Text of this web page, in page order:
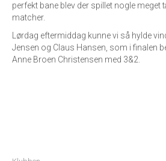
perfekt bane blev der spillet nogle
matcher.
Lørdag eftermiddag kunne vi så hylde
Jensen og Claus Hansen, som i finalen
Anne Broen Christensen med 3&2.